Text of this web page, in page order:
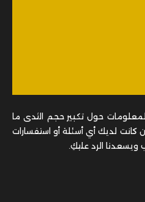
حولتكبير حجم الثدى ما
كانت لديك أي أسئلة أو استفسارات
ويسعدنا الرد عليكِ.